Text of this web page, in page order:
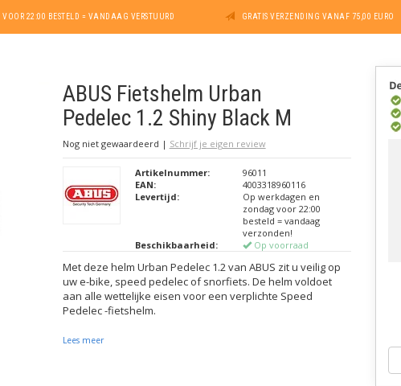
VOOR 22:00 BESTELD = VANDAAG VERSTUURD GRATIS VERZENDING VANAF 75,00 EURO
ABUS Fietshelm Urban
Pedelec 1.2 Shiny Black M
Nog niet gewaardeerd | Schrijf je eigen review
Artikelnummer:
96011
EAN:
4003318960116
Levertijd:
Op werkdagen en
zondag voor 22:00
besteld = vandaag
verzonden!
Beschikbaarheid:
Op voorraad
Met deze helm Urban Pedelec 1.2 van ABUS zit u veilig op
uw e-bike, speed pedelec of snorfiets. De helm voldoet
aan alle wettelijke eisen voor een verplichte Speed
Pedelec -fietshelm.
Lees meer